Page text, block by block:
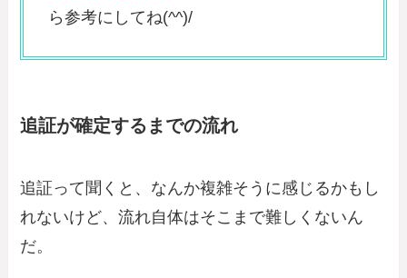
ら参考にしてね(^^)/
追証が確定するまでの流れ
追証って聞くと、なんか複雑そうに感じるかもし
れないけど、流れ自体はそこまで難しくないん
だ。